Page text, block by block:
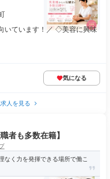
いています！／ ◇美容に興味
気になる
人を見る
者も多数在籍】
なく力を発揮できる場所で働こ